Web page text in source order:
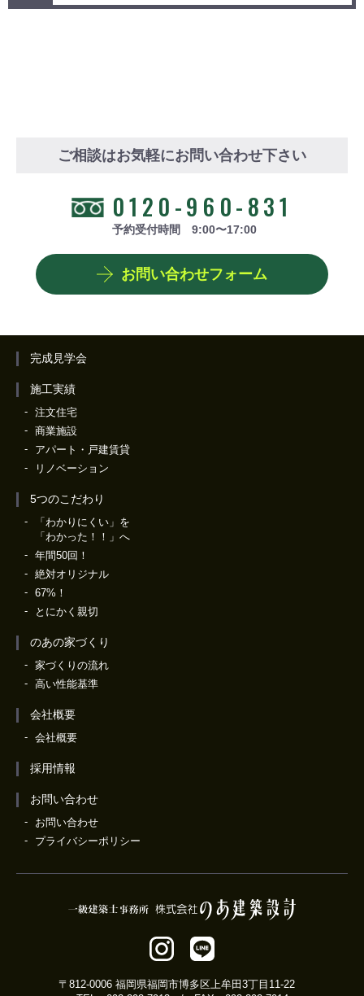
ご相談はお気軽にお問い合わせ下さい
0120-960-831
予約受付時間 9:00〜17:00
お問い合わせフォーム
完成見学会
施工実績
注文住宅
商業施設
アパート・戸建賃貸
リノベーション
5つのこだわり
「わかりにくい」を
「わかった！！」へ
年間50回！
絶対オリジナル
67%！
とにかく親切
のあの家づくり
家づくりの流れ
高い性能基準
会社概要
会社概要
採用情報
お問い合わせ
お問い合わせ
プライバシーポリシー
〒812-0006 福岡県福岡市博多区上牟田3丁目11-22